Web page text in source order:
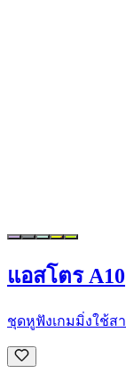
แอสโตร A10
ชุดหูฟังเกมมิ่งใช้ส